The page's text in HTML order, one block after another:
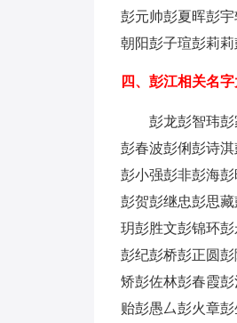
彭元帅彭夏晖彭宇
朝阳彭子瑄彭莉莉
四、彭江相关名
彭龙彭智玮彭
彭春波彭俐彭诗淇
彭小强彭非彭海彭
彭贺彭继忠彭思藏
玥彭胜文彭锦环彭
彭纪彭桥彭正圆彭
矫彭佐林彭春霞彭
贻彭愚厶彭火章彭